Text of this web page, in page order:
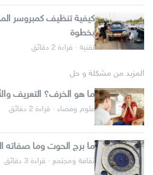
كيفية تنظيف كمبروسر
بخطوة
تقنية · قراءة 2 دقائق
المزيد من مشكلة و حل
ما هو الخرف؟ التعريف
علوم وفضاء · قراءة 2 دقائق
ما برج الحوت وما صفاته
ثقافة ومجتمع · قراءة 3 دقائق